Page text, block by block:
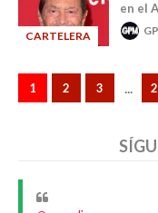
CARTELERA
en el
1 2 3 ...